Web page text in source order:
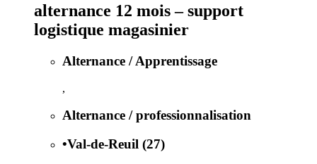
alternance 12 mois – support
logistique magasinier
Alternance / Apprentissage
,
Alternance / professionnalisation
•Val-de-Reuil (27)